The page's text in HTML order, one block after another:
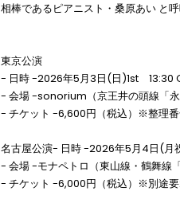
相棒であるピアニスト・桑原あい と
東京公演
- 日時 -2026年5月3日(日)1st 13:30
- 会場 -sonorium（京王井の頭線「永
- チケット -6,600円（税込）※整理番
名古屋公演- 日時 -2026年5月4日(月
- 会場 -モナペトロ（東山線・鶴舞線
- チケット -6,000円（税込）※別途